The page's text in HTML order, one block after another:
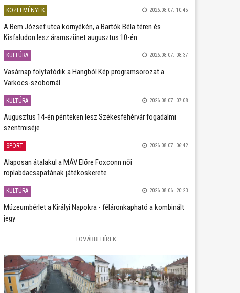
KÖZLEMÉNYEK 2026.08.07. 10:45
A Bem József utca környékén, a Bartók Béla téren és
Kisfaludon lesz áramszünet augusztus 10-én
KULTÚRA 2026.08.07. 08:37
Vasárnap folytatódik a Hangból Kép programsorozat a
Varkocs-szobornál
KULTÚRA 2026.08.07. 07:08
Augusztus 14-én pénteken lesz Székesfehérvár fogadalmi
szentmiséje
SPORT 2026.08.07. 06:42
Alaposan átalakul a MÁV Előre Foxconn női
röplabdacsapatának játékoskerete
KULTÚRA 2026.08.06. 20:23
Múzeumbérlet a Királyi Napokra - féláronkapható a kombinált
jegy
TOVÁBBI HÍREK